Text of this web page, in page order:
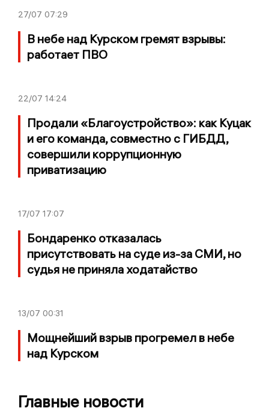
27/07 07:29
В небе над Курском гремят взрывы:
работает ПВО
22/07 14:24
Продали «Благоустройство»: как Куцак
и его команда, совместно с ГИБДД,
совершили коррупционную
приватизацию
17/07 17:07
Бондаренко отказалась
присутствовать на суде из-за СМИ, но
судья не приняла ходатайство
13/07 00:31
Мощнейший взрыв прогремел в небе
над Курском
Главные новости